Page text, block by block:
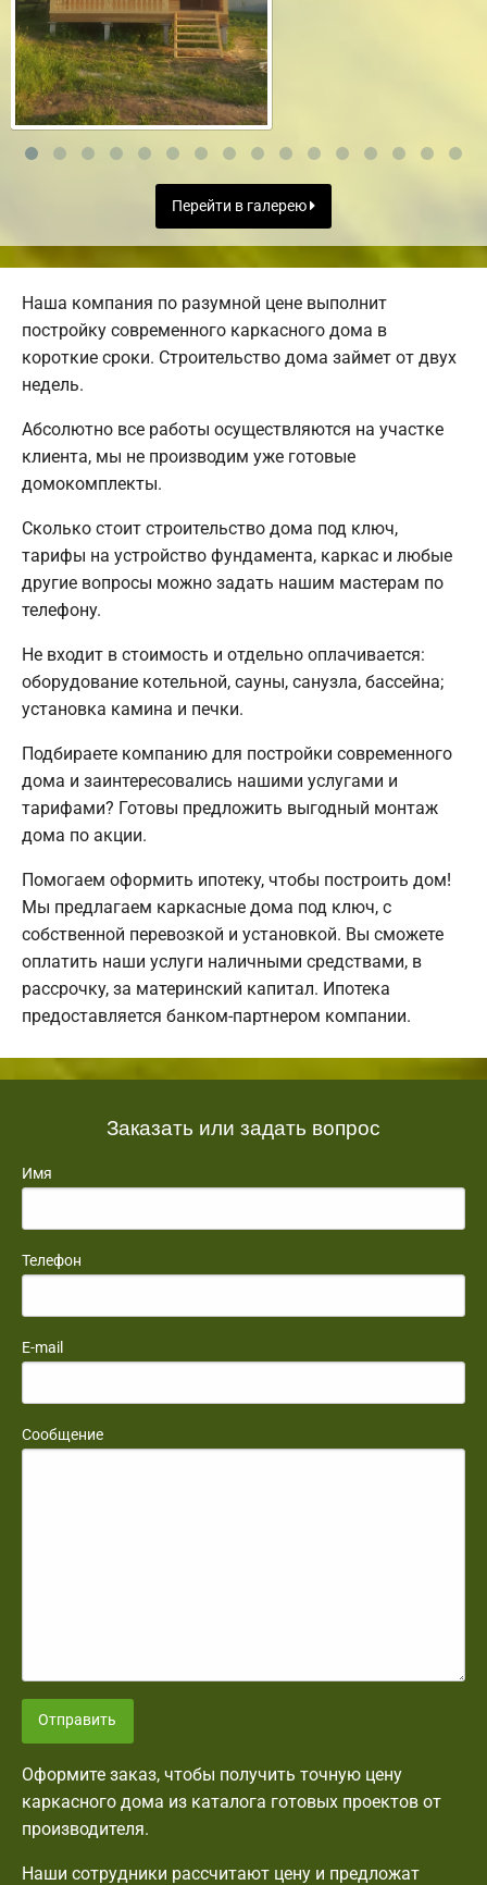
Перейти в галерею
Наша компания по разумной цене выполнит
постройку современного каркасного дома в
короткие сроки. Строительство дома займет от двух
недель.
Абсолютно все работы осуществляются на участке
клиента, мы не производим уже готовые
домокомплекты.
Сколько стоит строительство дома под ключ,
тарифы на устройство фундамента, каркас и любые
другие вопросы можно задать нашим мастерам по
телефону.
Не входит в стоимость и отдельно оплачивается:
оборудование котельной, сауны, санузла, бассейна;
установка камина и печки.
Подбираете компанию для постройки современного
дома и заинтересовались нашими услугами и
тарифами? Готовы предложить выгодный монтаж
дома по акции.
Помогаем оформить ипотеку, чтобы построить дом!
Мы предлагаем каркасные дома под ключ, с
собственной перевозкой и установкой. Вы сможете
оплатить наши услуги наличными средствами, в
рассрочку, за материнский капитал. Ипотека
предоставляется банком-партнером компании.
Заказать или задать вопрос
Имя
Телефон
E-mail
Сообщение
Отправить
Оформите заказ, чтобы получить точную цену
каркасного дома из каталога готовых проектов от
производителя.
Наши сотрудники рассчитают цену и предложат